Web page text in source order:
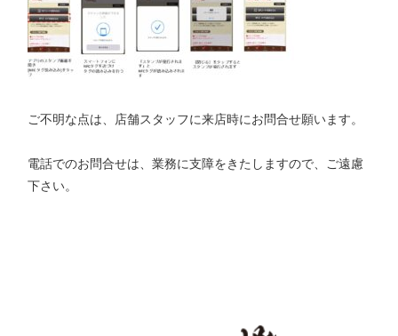
ご不明な点は、店舗スタッフに来店時にお問合せ願います。
電話でのお問合せは、業務に支障をきたしますので、ご遠慮
下さい。